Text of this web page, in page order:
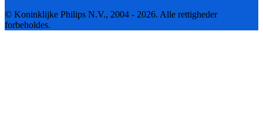
© Koninklijke Philips N.V., 2004 - 2026. Alle rettigheder
forbeholdes.